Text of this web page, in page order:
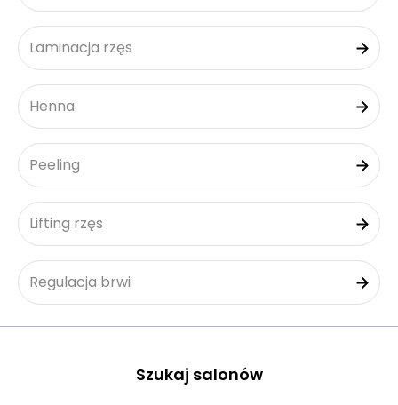
Laminacja rzęs
Henna
Peeling
Lifting rzęs
Regulacja brwi
Szukaj salonów